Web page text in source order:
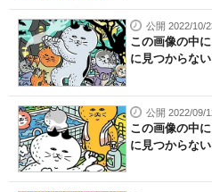
公開 2022/10/
この画像の中
に見つからな
公開 2022/09/
この画像の中
に見つからな